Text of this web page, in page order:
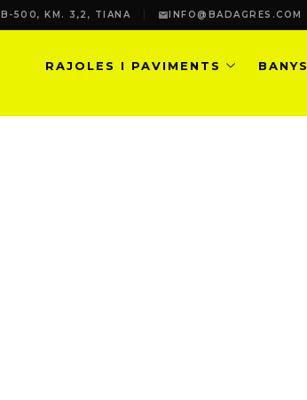
B-500, KM. 3,2, TIANA INFO@BADAGRES.COM
RAJOLES I PAVIMENTS BANYS